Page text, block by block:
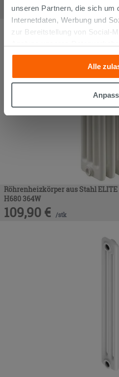
unseren Partnern, die sich um
Internetdaten, Werbung und
zur Bereitstellung von Social-
anderen Informationen, die
die sie aufgrund Ihrer
gesammelt haben,
möchten oder Ihre
Zustimmung kann durch
Alle
27,90€ /stk
Röhrenheizkörper aus Stahl
H680 364W
109,90 € /stk